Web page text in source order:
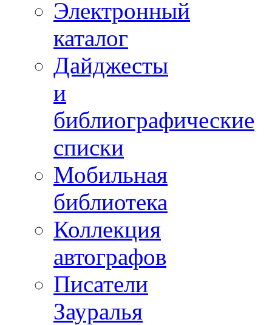
Электронный
каталог
Дайджесты
и
библиографические
списки
Мобильная
библиотека
Коллекция
автографов
Писатели
Зауралья